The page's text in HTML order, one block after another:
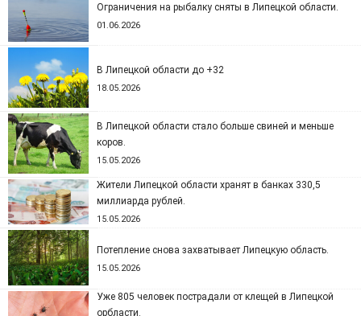
Ограничения на рыбалку сняты в Липецкой области.
01.06.2026
В Липецкой области до +32
18.05.2026
В Липецкой области стало больше свиней и меньше
коров.
15.05.2026
Жители Липецкой области хранят в банках 330,5
миллиарда рублей.
15.05.2026
Потепление снова захватывает Липецкую область.
15.05.2026
Уже 805 человек пострадали от клещей в Липецкой
орбласти.